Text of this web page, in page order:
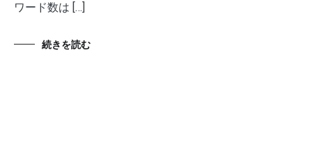
ワード数は […]
続きを読む